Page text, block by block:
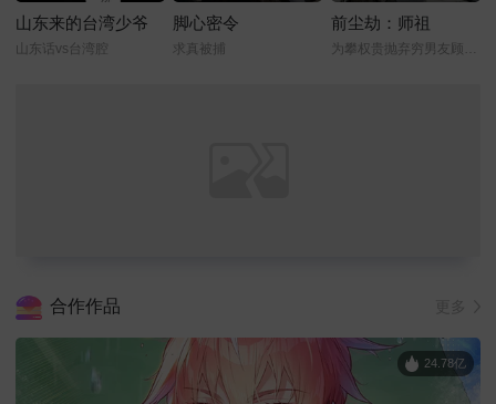
山东来的台湾少爷
山东话vs台湾腔
脚心密令
求真被捕
前尘劫：师祖
为攀权贵抛弃穷男友顾寒的林浅浅
合作作品
24.78亿